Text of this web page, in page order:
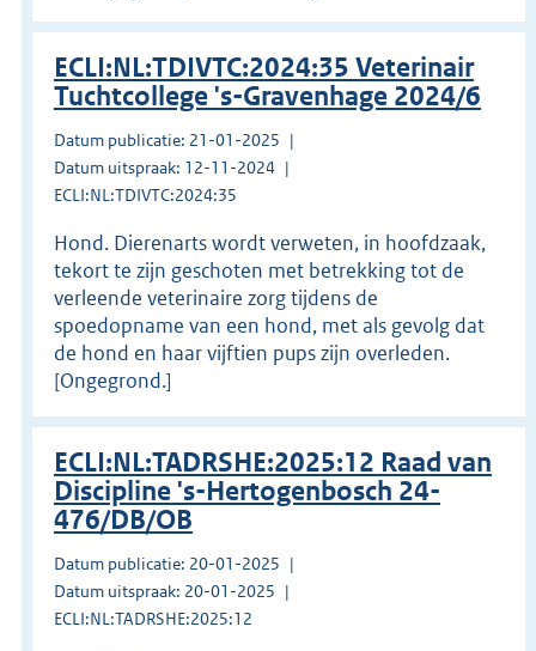
ECLI:NL:TDIVTC:2024:35 Veterinair
Tuchtcollege 's-Gravenhage 2024/6
Datum publicatie: 21-01-2025
Datum uitspraak: 12-11-2024
ECLI:NL:TDIVTC:2024:35
Hond. Dierenarts wordt verweten, in hoofdzaak,
tekort te zijn geschoten met betrekking tot de
verleende veterinaire zorg tijdens de
spoedopname van een hond, met als gevolg dat
de hond en haar vijftien pups zijn overleden.
[Ongegrond.]
ECLI:NL:TADRSHE:2025:12 Raad van
Discipline 's-Hertogenbosch 24-
476/DB/OB
Datum publicatie: 20-01-2025
Datum uitspraak: 20-01-2025
ECLI:NL:TADRSHE:2025:12